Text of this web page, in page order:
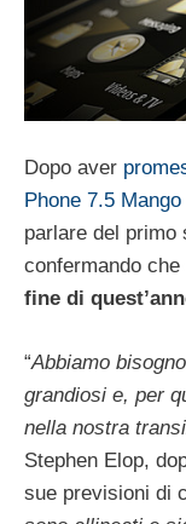
Dopo aver
Phone 7.5 Mango
parlare del primo
confermando
fine di
“Abbiamo
grandiosi e, per
nella nostra
Stephen Elop,
sue previsioni di